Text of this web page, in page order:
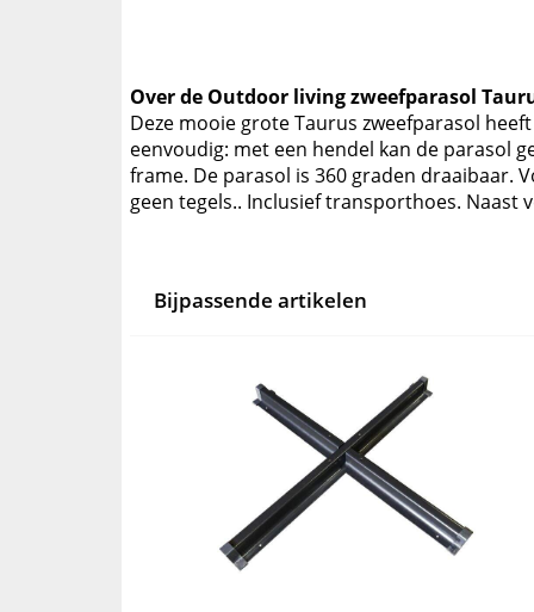
Over de Outdoor living zweefparasol
Deze mooie grote Taurus zweefparasol
eenvoudig: met een hendel kan de parasol
frame. De parasol is 360 graden draaibaar.
geen tegels.. Inclusief transporthoes. Naast
Bijpassende artikelen